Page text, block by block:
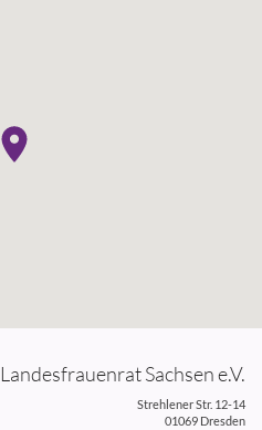
Landesfrauenrat Sachsen e.V.
Strehlener Str. 12-14
01069 Dresden